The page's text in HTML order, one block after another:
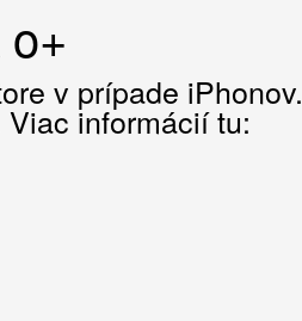
v prípade iPhonov.
informácií tu: